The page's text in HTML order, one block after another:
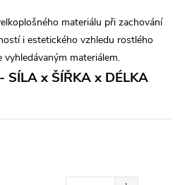
materiálu při zachování
i estetického vzhledu rostlého
materiálem.
SÍLA x ŠÍŘKA x DÉLKA